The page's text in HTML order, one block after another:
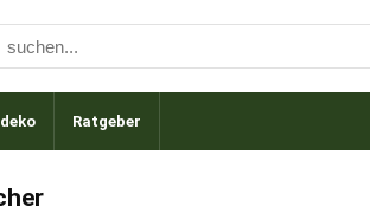
Ratgeber